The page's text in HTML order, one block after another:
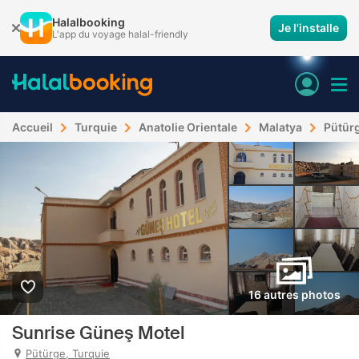
Halalbooking
L'app du voyage halal-friendly Je l'installe
Accueil Turquie Anatolie Orientale Malatya
16 autres photos
Sunrise Güneş Motel
Pütürge, Turquie